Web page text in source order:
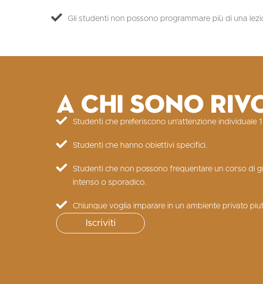
Gli studenti non possono programmare più di una
A chi sono
Studenti che preferiscono un'attenzione individuale 1
Studenti che hanno obiettivi specifici.
Studenti che non possono frequentare un corso di
intenso o sporadico.
Chiunque voglia imparare in un ambiente privato
Iscriviti